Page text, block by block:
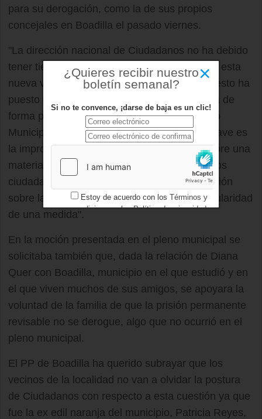
para su derogación, como la de sus propios
concejales en Boadilla el pasado viernes.
"La dirección nacional de Ciudadanos no ha debido
tener tiempo de informar a sus concejales de esta
nueva vuelta de tuerca en sus posiciones, y esto ha
puesto en entredicho a sus ediles en Boadilla de
forma pública", han explicado desde el Grupo
Municipal Popular. "No sabemos si lo más grave es
la improvisación y falta de criterio estable sobre una
materia tan relevante como la seguridad de los
ciudadanos o su tendencia al cambio de opinión
sobre la marcha conforme evolucione la popularidad
de una medida".
En la moción presentada en el pleno municipal se
solicitaba también que, dada la relación de Diana
Quer con Boadilla, municipio en el que estudió y en
el que viven muchos de sus amigos, se apoyara la
voluntad de la familia de que la prisión permanente
revisable no se derogue, algo que no ocurrió en el
pleno municipal.
El PP de Boadilla ha querido subrayar que los
vecinos de la localidad no van a olvidar la postura
de Ciudadanos con respecto a esta cuestión ya que
fue la ex edil naranja del municipio, Patricia Reyes,
×
¿Quieres recibir nuestro
boletín semanal?
Si no te convence, ¡darse de baja es un clic!
Estoy de acuerdo con los Términos y
condicionesy losPolítica de privacidad